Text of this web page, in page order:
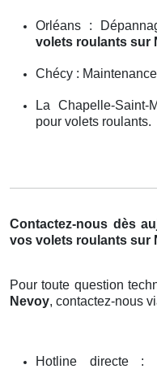
Orléans :
volets roulants sur
Chécy :
La Chapelle-Saint-
pour volets roulants.
Contactez-nous dès
vos volets roulants sur
Pour toute question
Nevoy, contactez-nous
Hotline directe :